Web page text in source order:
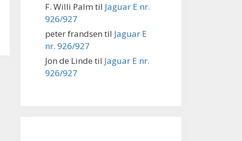
F. Willi Palm til Jaguar E nr.
926/927
peter frandsen til Jaguar E
nr. 926/927
Jon de Linde til Jaguar E nr.
926/927